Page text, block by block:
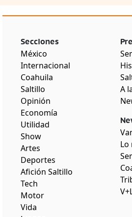
Secciones
México
Internacional
Coahuila
Saltillo
Opinión
Economía
Utilidad
Show
Artes
Deportes
Afición Saltillo
Tech
Motor
Vida
A
Lo